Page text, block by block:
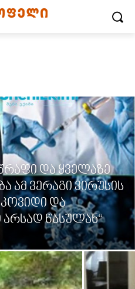
და ყველაზე
ამ ვერაგი ვირუსის
და
არსად წასულან“